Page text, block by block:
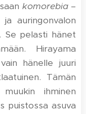
komorebia–
auringonvalon
Se pelasti hänet
Hirayama
hänelle juuri
Tämän
ihminen
puistossa asuva